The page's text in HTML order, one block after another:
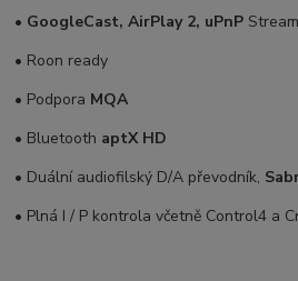
• GoogleCast, AirPlay 2, uPnP
• Roon ready
• Podpora MQA
• Bluetooth aptX HD
• Duální audiofilský D/A převodník,
• Plná I / P kontrola včetně Control4 a